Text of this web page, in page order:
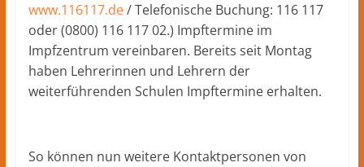
www.116117.de/ Telefonische Buchung: 116 117
oder (0800) 116 117 02.) Impftermine im
Impfzentrum vereinbaren. Bereits seit Montag
haben Lehrerinnen und Lehrern der
weiterführenden Schulen Impftermine erhalten.
So können nun weitere Kontaktpersonen von